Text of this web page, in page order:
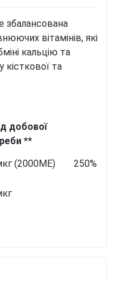
збалансована
вітамінів, які
кальцію та
кісткової та
добової
**
(2000МЕ)
250%